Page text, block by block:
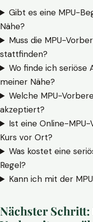
Gibt es eine MPU-
Nähe?
Muss die MPU-
stattfinden?
Wo finde ich seriöse
meiner Nähe?
Welche MPU-
akzeptiert?
Ist eine Online-
Kurs vor Ort?
Was kostet eine
Regel?
Kann ich mit der
Nächster Schritt: